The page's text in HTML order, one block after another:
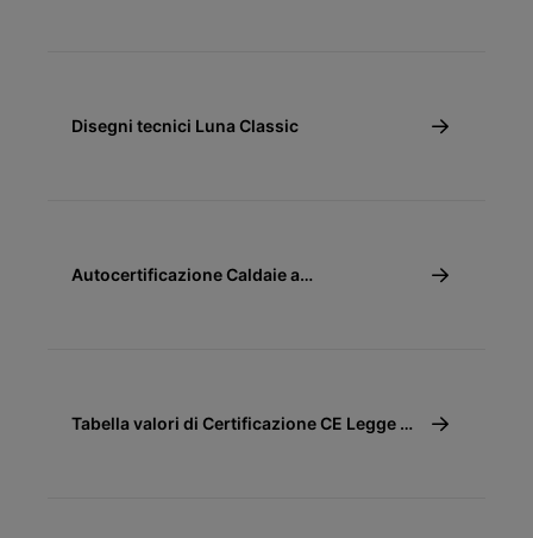
Disegni tecnici Luna Classic
Autocertificazione Caldaie a
Tabella valori di Certificazione CE Legge 10